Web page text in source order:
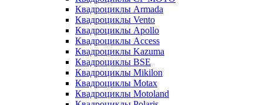
Квадроциклы Armada
Квадроциклы Vento
Квадроциклы Apollo
Квадроциклы Access
Квадроциклы Kazuma
Квадроциклы BSE
Квадроциклы Mikilon
Квадроциклы Motax
Квадроциклы Motoland